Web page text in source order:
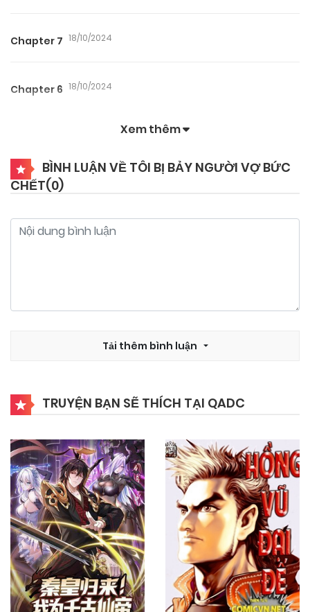
Chapter 7 18/10/2024
Chapter 6 18/10/2024
Chapter 4
Chapter 3 18/10/2024
Xem thêm
BÌNH LUẬN VỀ TÔI BỊ BẢY NGƯỜI VỢ BỨC
CHẾT(0)
Tải thêm bình luận
TRUYỆN BẠN SẼ THÍCH TẠI QADC